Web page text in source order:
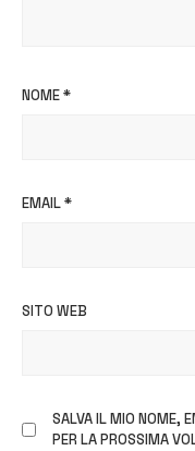
NOME*
EMAIL*
SITO WEB
SALVA IL MIO NOME,
PER LA PROSSIMA